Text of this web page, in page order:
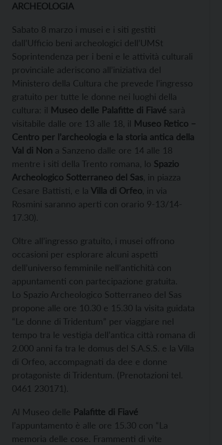
ARCHEOLOGIA
Sabato 8 marzo i musei e i siti gestiti
dall’Ufficio beni archeologici dell’UMSt
Soprintendenza per i beni e le attività culturali
provinciale aderiscono all’iniziativa del
Ministero della Cultura che prevede l’ingresso
gratuito per tutte le donne nei luoghi della
cultura: il Museo delle Palafitte di Fiavé sarà
visitabile dalle ore 13 alle 18, il Museo Retico –
Centro per l’archeologia e la storia antica della
Val di Non a Sanzeno dalle ore 14 alle 18
mentre i siti della Trento romana, lo Spazio
Archeologico Sotterraneo del Sas , in piazza
Cesare Battisti, e la Villa di Orfeo , in via
Rosmini saranno aperti con orario 9-13/14-
17.30).
Oltre all’ingresso gratuito, i musei offrono
occasioni per esplorare alcuni aspetti
dell’universo femminile nell’antichità con
appuntamenti con partecipazione gratuita.
Lo Spazio Archeologico Sotterraneo del Sas
propone alle ore 10.30 e 15.30 la visita guidata
“Le donne di Tridentum” per viaggiare nel
tempo tra le vestigia dell’antica città romana di
2.000 anni fa tra le domus del S.A.S.S. e la Villa
di Orfeo, accompagnati da dee e donne
protagoniste di Tridentum. (Prenotazioni tel.
0461 230171).
Al Museo delle Palafitte di Fiavé
l’appuntamento è alle ore 15.30 con “La
memoria delle cose. Frammenti di vite